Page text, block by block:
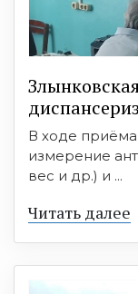
В ходе
измерение
вес и др.) и ...
Читать далее